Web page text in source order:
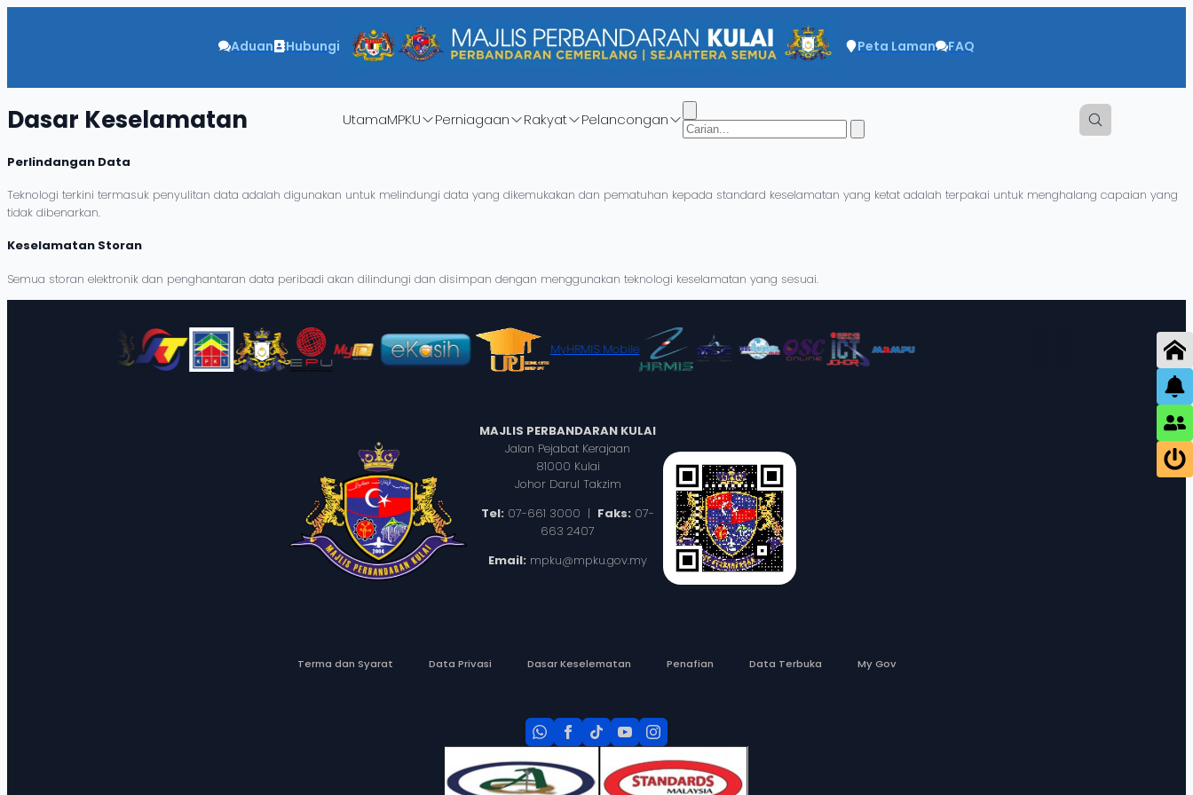
Aduan Hubungi Peta Laman FAQ
UtamaMPKU Perniagaan Rakyat Pelancongan
Dasar Keselamatan
Perlindangan Data
Teknologi terkini termasuk penyulitan data adalah digunakan untuk melindungi data yang dikemukakan dan pematuhan kepada standard keselamatan yang ketat adalah terpakai untuk menghalang capaian yang
tidak dibenarkan.
Keselamatan Storan
Semua storan elektronik dan penghantaran data peribadi akan dilindungi dan disimpan dengan menggunakan teknologi keselamatan yang sesuai.
MyHRMIS Mobile
MAJLIS PERBANDARAN KULAI
Jalan Pejabat Kerajaan
81000 Kulai
Johor Darul Takzim
Tel: 07-661 3000 | Faks: 07-
663 2407
Email: mpku@mpku.gov.my
Terma dan Syarat Data Privasi Dasar Keselematan Penafian Data Terbuka My Gov